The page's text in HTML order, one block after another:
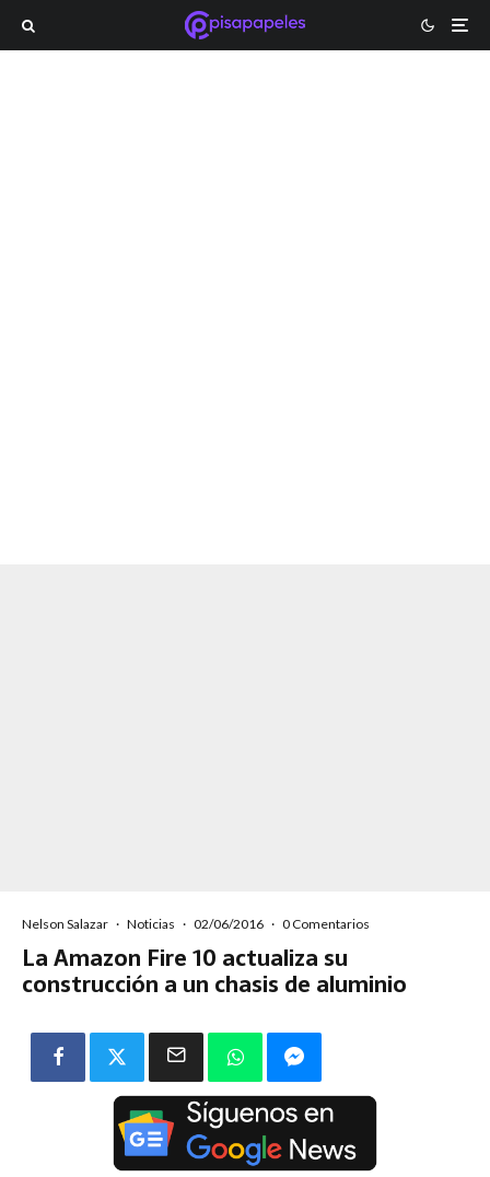
Nelson Salazar · Noticias · 02/06/2016 · 0 Comentarios
La Amazon Fire 10 actualiza su
construcción a un chasis de aluminio